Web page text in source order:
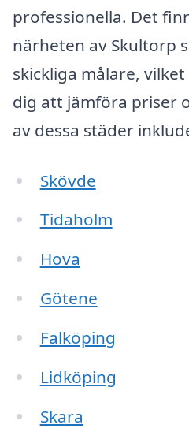
professionella. Det
närheten av Skultorp
skickliga målare,
dig att jämföra priser
av dessa städer
Skövde
Tidaholm
Hova
Götene
Falköping
Lidköping
Skara